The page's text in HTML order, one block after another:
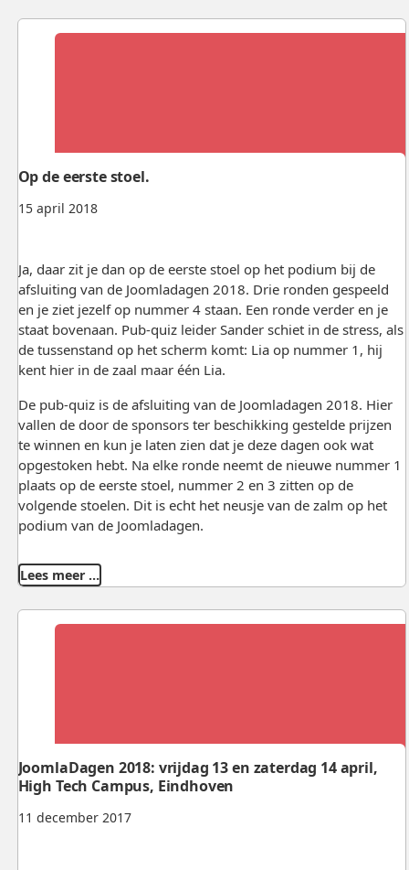
15 april 2018
Op de eerste stoel.
Ja, daar zit je dan op de eerste stoel op het podium bij de
afsluiting van de Joomladagen 2018. Drie ronden gespeeld
en je ziet jezelf op nummer 4 staan. Een ronde verder en je
staat bovenaan. Pub-quiz leider Sander schiet in de stress, als
de tussenstand op het scherm komt: Lia op nummer 1, hij
kent hier in de zaal maar één Lia.
De pub-quiz is de afsluiting van de Joomladagen 2018. Hier
vallen de door de sponsors ter beschikking gestelde prijzen
te winnen en kun je laten zien dat je deze dagen ook wat
opgestoken hebt. Na elke ronde neemt de nieuwe nummer 1
plaats op de eerste stoel, nummer 2 en 3 zitten op de
volgende stoelen. Dit is echt het neusje van de zalm op het
podium van de Joomladagen.
Lees meer …
11 december 2017
JoomlaDagen 2018: vrijdag 13 en zaterdag 14 april,
High Tech Campus, Eindhoven